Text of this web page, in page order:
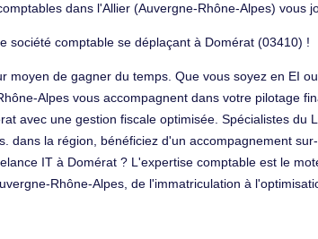
dans l'Allier (Auvergne-Rhône-Alpes) vous
société comptable se déplaçant à Domérat (03410) !
moyen de gagner du temps. Que vous soyez en EI
Alpes vous accompagnent dans votre pilotage
avec une gestion fiscale optimisée. Spécialistes
dans la région, bénéficiez d'un accompagnement
IT à Domérat ? L'expertise comptable est le
Rhône-Alpes, de l'immatriculation à